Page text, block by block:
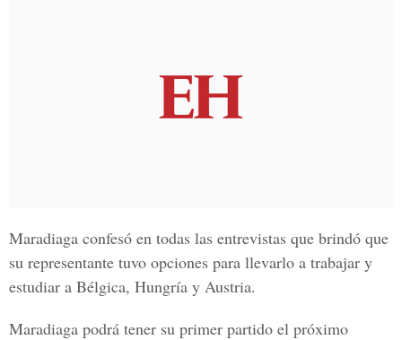
Maradiaga confesó en todas las entrevistas que brindó que
su representante tuvo opciones para llevarlo a trabajar y
estudiar a Bélgica, Hungría y Austria.
Maradiaga podrá tener su primer partido el próximo